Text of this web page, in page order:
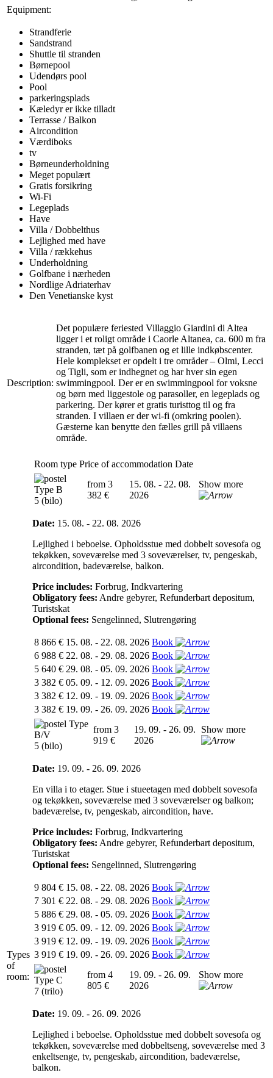
Equipment:
Strandferie
Sandstrand
Shuttle til stranden
Børnepool
Udendørs pool
Pool
parkeringsplads
Kæledyr er ikke tilladt
Terrasse / Balkon
Aircondition
Værdiboks
tv
Børneunderholdning
Meget populært
Gratis forsikring
Wi-Fi
Legeplads
Have
Villa / Dobbelthus
Lejlighed med have
Villa / rækkehus
Underholdning
Golfbane i nærheden
Nordlige Adriaterhav
Den Venetianske kyst
Description:
Det populære feriested Villaggio Giardini di Altea
ligger i et roligt område i Caorle Altanea, ca. 600 m fra
stranden, tæt på golfbanen og et lille indkøbscenter.
Hele komplekset er opdelt i tre områder – Olmi, Lecci
og Tigli, som er indhegnet og har hver sin egen
swimmingpool. Der er en swimmingpool for voksne
og børn med liggestole og parasoller, en legeplads og
parkering. Der kører et gratis turisttog til og fra
stranden. I villaen er der wi-fi (omkring poolen).
Gæsterne kan benytte den fælles grill på villaens
område.
Types
of
room:
Room type Price of accommodation Date
Type B
5 (bilo)
from 3
382 €
15. 08. - 22. 08.
2026
Show more
Date: 15. 08. - 22. 08. 2026
Lejlighed i beboelse. Opholdsstue med dobbelt sovesofa og
tekøkken, soveværelse med 3 soveværelser, tv, pengeskab,
aircondition, badeværelse, balkon.
Price includes: Forbrug, Indkvartering
Obligatory fees: Andre gebyrer, Refunderbart depositum,
Turistskat
Optional fees: Sengelinned, Slutrengøring
8 866 € 15. 08. - 22. 08. 2026 Book
6 988 € 22. 08. - 29. 08. 2026 Book
5 640 € 29. 08. - 05. 09. 2026 Book
3 382 € 05. 09. - 12. 09. 2026 Book
3 382 € 12. 09. - 19. 09. 2026 Book
3 382 € 19. 09. - 26. 09. 2026 Book
Type
B/V
5 (bilo)
from 3
919 €
19. 09. - 26. 09.
2026
Show more
Date: 19. 09. - 26. 09. 2026
En villa i to etager. Stue i stueetagen med dobbelt sovesofa
og tekøkken, soveværelse med 3 soveværelser og balkon;
badeværelse, tv, pengeskab, aircondition, have.
Price includes: Forbrug, Indkvartering
Obligatory fees: Andre gebyrer, Refunderbart depositum,
Turistskat
Optional fees: Sengelinned, Slutrengøring
9 804 € 15. 08. - 22. 08. 2026 Book
7 301 € 22. 08. - 29. 08. 2026 Book
5 886 € 29. 08. - 05. 09. 2026 Book
3 919 € 05. 09. - 12. 09. 2026 Book
3 919 € 12. 09. - 19. 09. 2026 Book
3 919 € 19. 09. - 26. 09. 2026 Book
Type C
7 (trilo)
from 4
805 €
19. 09. - 26. 09.
2026
Show more
Date: 19. 09. - 26. 09. 2026
Lejlighed i beboelse. Opholdsstue med dobbelt sovesofa og
tekøkken, soveværelse med dobbeltseng, soveværelse med 3
enkeltsenge, tv, pengeskab, aircondition, badeværelse,
balkon.